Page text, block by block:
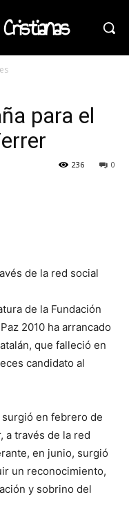
para el
0
236
de la red social
de la Fundación
2010 ha arrancado
que falleció en
candidato al
en febrero de
a través de la red
en junio, surgió
un reconocimiento,
y sobrino del